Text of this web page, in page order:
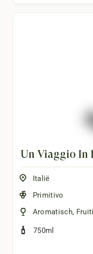
Un Viaggio
Italië
Primitivo
Aromatisch,
750ml